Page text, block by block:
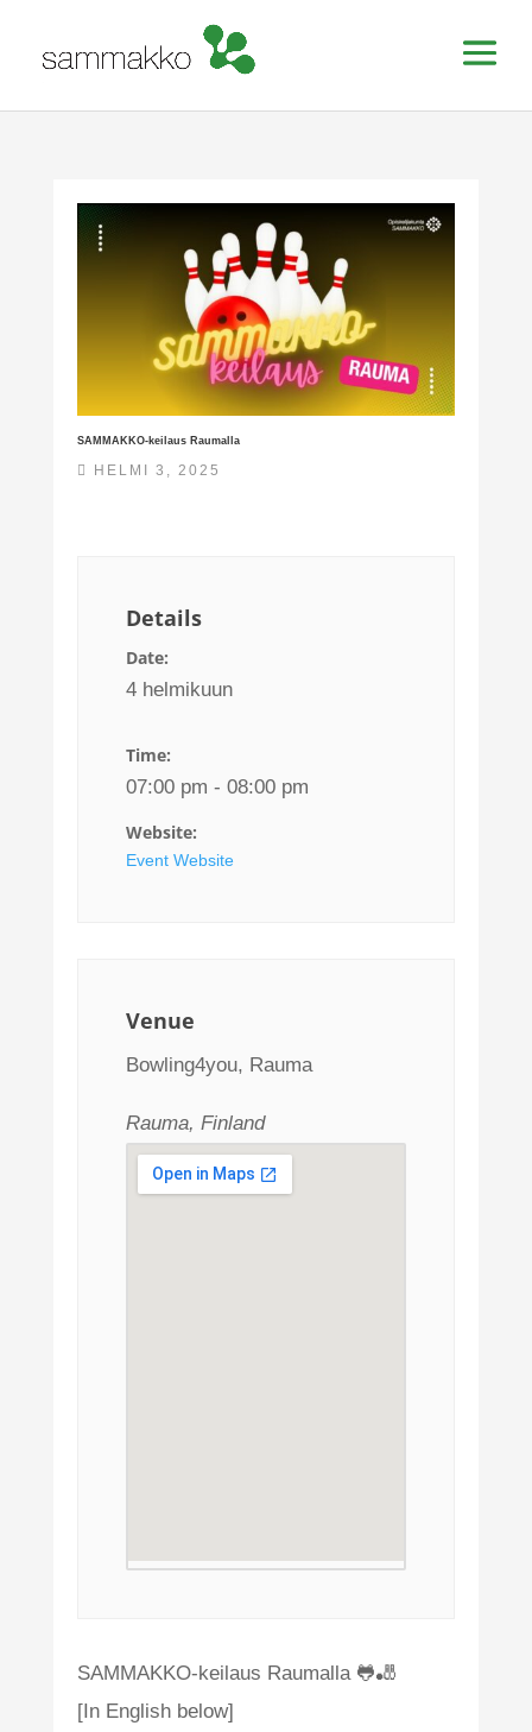
SAMMAKKO-keilaus Raumalla
HELMI 3, 2025
Details
Date:
4 helmikuun
Time:
07:00 pm - 08:00 pm
Website:
Event Website
Venue
Bowling4you, Rauma
Rauma, Finland
SAMMAKKO-keilaus Raumalla 🐸🎳
[In English below]